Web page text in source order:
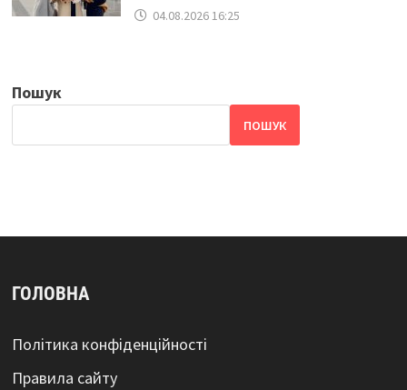
04.08.2026 16:25
Пошук
ПОШУК
ГОЛОВНА
Політика конфіденційності
Правила сайту